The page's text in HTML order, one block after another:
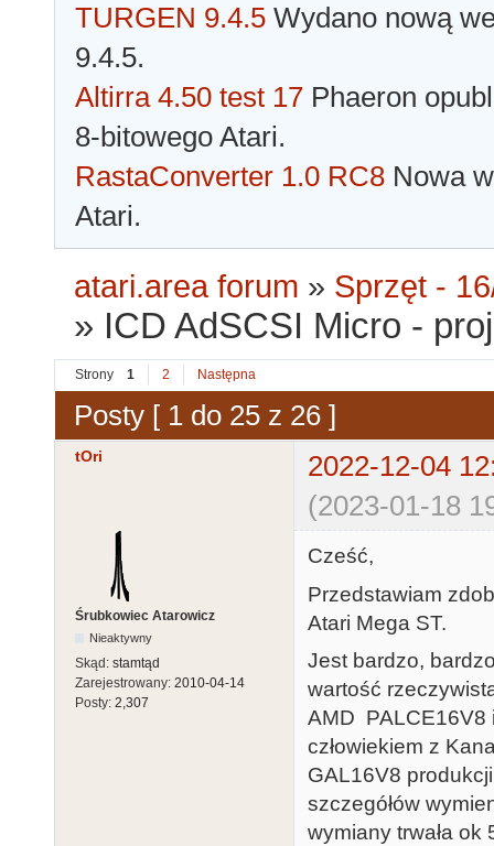
TURGEN 9.4.5 Wydano nową
9.4.5.
Altirra 4.50 test 17 Phaeron
8-bitowego Atari.
RastaConverter 1.0 RC8 Nowa
Atari.
atari.area forum » Sprzęt -
» ICD AdSCSI Micro -
Strony 1 2 Następna
Posty [ 1 do 25 z 26 ]
tOri
2022-12-04
(2023-01-18
Śrubkowiec Atarowicz
Nieaktywny
Skąd: stamtąd
Zarejestrowany: 2010-04-14
Posty: 2,307
Cześć,
Przedstawiam
Atari Mega ST.
Jest bardzo,
wartość
AMD PALCE16V8
człowiekiem z
GAL16V8
szczegółów
wymiany trwała ok